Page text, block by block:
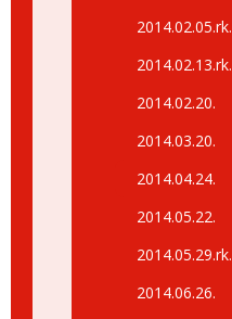
2014.02.05.rk.
2014.02.13.rk.
2014.02.20.
2014.03.20.
2014.04.24.
2014.05.22.
2014.05.29.rk.
2014.06.26.